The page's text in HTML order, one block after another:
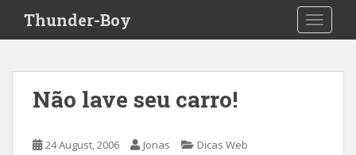
i
Thunder-Boy
Não lave seu carro!
24 August, 2006 Jonas Dicas Web